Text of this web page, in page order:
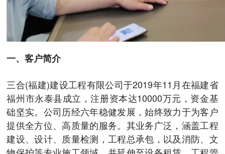
一、客户简介
三合(福建)建设工程有限公司于2019年11月在福建省
福州市永泰县成立，注册资本达10000万元，资金基
础坚实。公司历经六年稳健发展，始终致力于为客户
提供全方位、高质量的服务。其业务广泛，涵盖工程
建设、设计、质量检测，工程总承包，以及消防、文